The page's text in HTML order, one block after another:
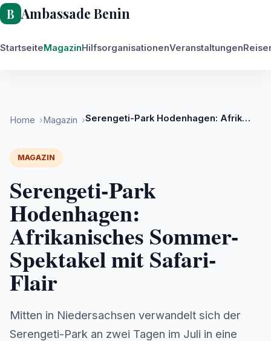
Ambassade Benin
StartseiteMagazinHilfsorganisationenVeranstaltungen
Magazin
Home Magazin Serengeti-Park Hodenhagen: Afrikanisches Sommer-Spektakel mit Safari-Flair
MAGAZIN
Serengeti-Park
Hodenhagen:
Afrikanisches Sommer-
Spektakel mit Safari-
Flair
Mitten in Niedersachsen verwandelt sich der
Serengeti-Park an zwei Tagen im Juli in eine